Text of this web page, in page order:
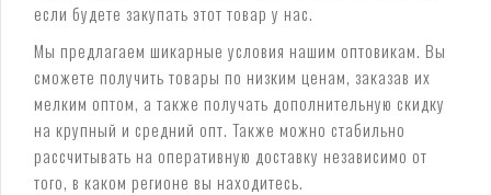
если будете закупать этот товар у нас.
Мы предлагаем шикарные условия нашим оптовикам. Вы
сможете получить товары по низким ценам, заказав их
мелким оптом, а также получать дополнительную скидку
на крупный и средний опт. Также можно стабильно
рассчитывать на оперативную доставку независимо от
того, в каком регионе вы находитесь.